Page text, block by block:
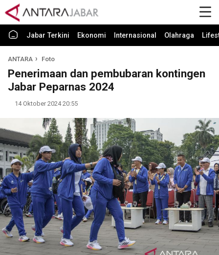
Jabar Terkini Ekonomi Internasional Olahraga
ANTARA Foto
Penerimaan dan pembubaran kontingen
Jabar Peparnas 2024
14 Oktober 2024 20:55